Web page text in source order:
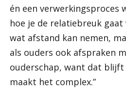
én een verwerkingsproces
hoe je de relatiebreuk gaat
wat afstand kan nemen,
als ouders ook afspraken
ouderschap, want dat
maakt het complex.”